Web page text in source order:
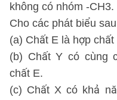
không có nhóm -CH3.
Cho các phát biểu
(a) Chất E là hợp
(b) Chất Y có cùng
chất E.
(c) Chất X có khả